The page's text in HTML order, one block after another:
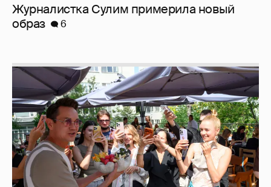
Журналистка Сулим примерила новый
образ
6